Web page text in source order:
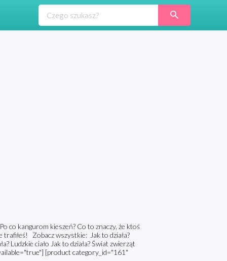
co kangurom kieszeń? Co to znaczy, że ktoś
trafiłeś! Zobacz wszystkie: Jak to działa?
Ludzkie ciało Jak to działa? Świat zwierząt
[product category_id="161"